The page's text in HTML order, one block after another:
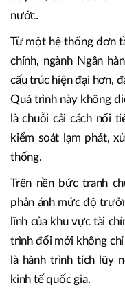
Trong bức tranh lớn
nền kinh tế, không chỉ
chủ chốt theo định
duy trì, đảm bảo an
nước.
Từ một hệ thống đơn
chính, ngành Ngân
Quá trình này không
là chuỗi cải cách nối
kiểm soát lạm phát,
Trên nền bức tranh